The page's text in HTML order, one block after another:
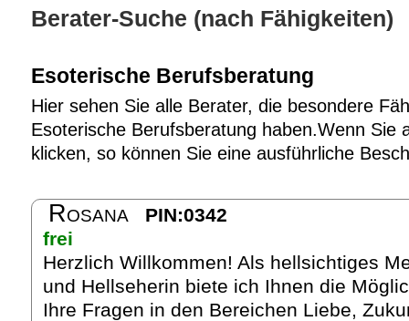
Berater-Suche (nach Fähigkeiten)
Esoterische Berufsberatung
Hier sehen Sie alle Berater, die besondere
Esoterische Berufsberatung haben.Wenn Sie
klicken, so können Sie eine ausführliche
Rosana
PIN:0342
frei
Herzlich Willkommen! Als hellsichtiges
und Hellseherin biete ich Ihnen die
Ihre Fragen in den Bereichen Liebe,